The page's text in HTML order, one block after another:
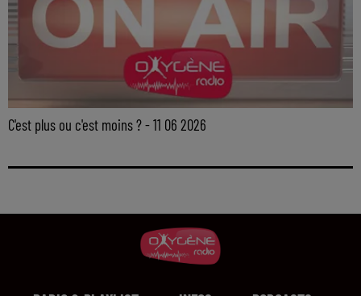
C'est plus ou c'est moins ? - 11 06 2026